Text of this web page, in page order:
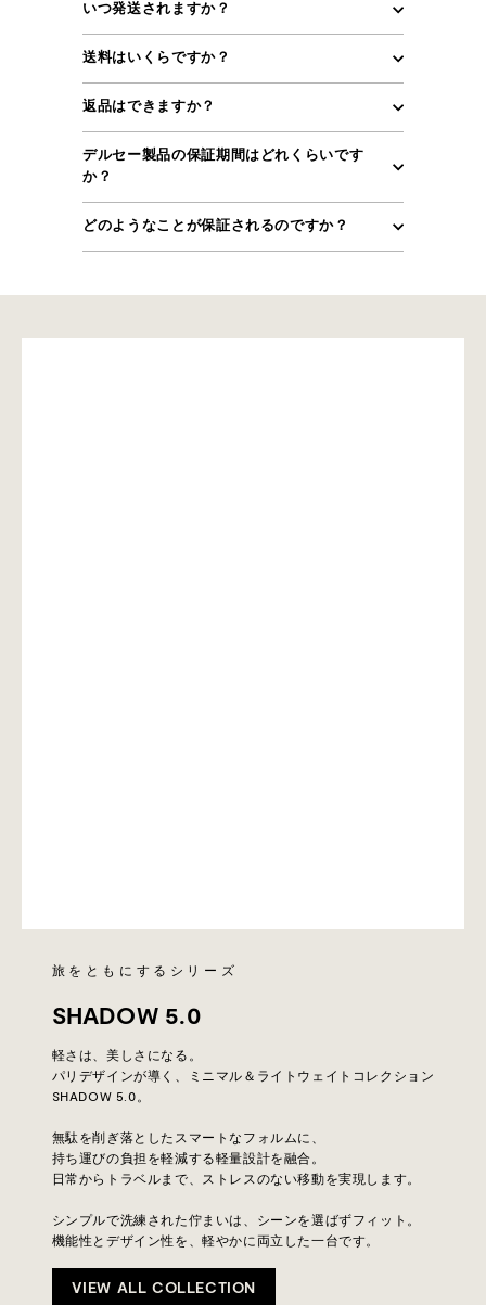
いつ発送されますか？
送料はいくらですか？
返品はできますか？
デルセー製品の保証期間はどれくらいです
か？
どのようなことが保証されるのですか？
旅をともにするシリーズ
SHADOW 5.0
軽さは、美しさになる。
パリデザインが導く、ミニマル＆ライトウェイトコレクション
SHADOW 5.0。
無駄を削ぎ落としたスマートなフォルムに、
持ち運びの負担を軽減する軽量設計を融合。
日常からトラベルまで、ストレスのない移動を実現します。
シンプルで洗練された佇まいは、シーンを選ばずフィット。
機能性とデザイン性を、軽やかに両立した一台です。
VIEW ALL COLLECTION